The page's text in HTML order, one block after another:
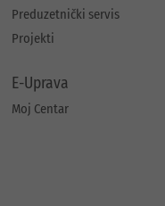
Preduzetnički servis
Projekti
E-Uprava
Moj Centar